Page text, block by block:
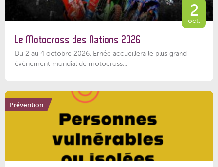
2
oct.
Le Motocross des Nations 2026
Du 2 au 4 octobre 2026, Ernée accueillera le plus grand
événement mondial de motocross...
Prévention